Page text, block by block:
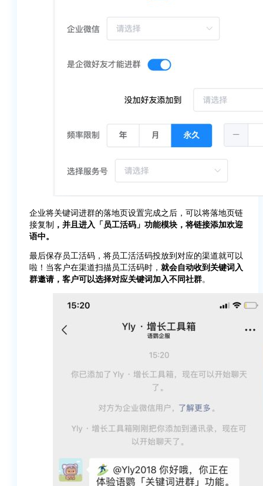
企业将关键词进群的落地页设置完成之后，可以将落地页链
接复制 ，并且进入「员工活码」功能模块，将链接添加欢迎
语中。
最后保存员工活码，将员工活活码投放到对应的渠道就可以
啦！当客户在渠道扫描员工活码时， 就会自动收到关键词入
群邀请，客户可以选择对应关键词加入不同社群。